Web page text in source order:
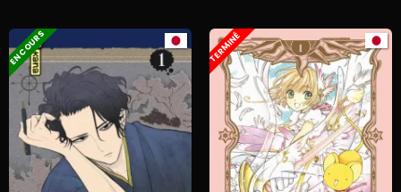
EN COURS TERMINÉ